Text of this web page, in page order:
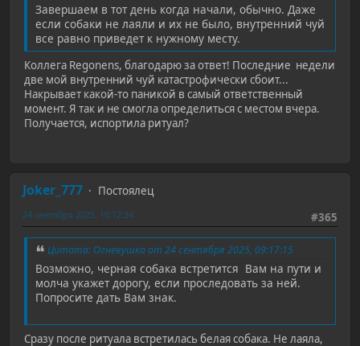
Завершаем в тот день когда начали, обычно. Даже
если собаки не лаяли и их не было, внутренний чуй
все равно приведет к нужному месту.
Коллега Regonens, благодарю за ответ! Последние недели
две мой внутренний чуй катастрофически сбоит...
Накрывает какой-то паникой в самый ответственный
момент. Я так и не смогла определиться с местом вчера.
Получается, испортила ритуал?
Joker_777
Постоялец
#365
24 сентября 2025, 10:12:34
Цитата: Огневушка от 24 сентября 2025, 09:17:15
Возможно, черная собака встретится Вам на пути и
молча укажет дорогу, если проследовать за ней.
Попросите дать Вам знак.
Сразу после ритуала встретилась белая собака. Не лаяла,